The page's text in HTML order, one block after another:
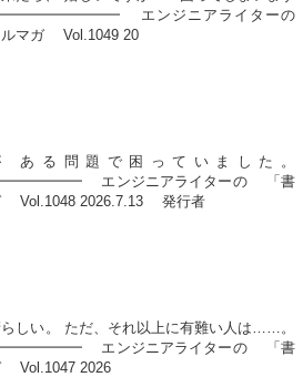
エンジニアライターの
ルマガ Vol.1049 20
ある問題で困っていました。
エンジニアライターの 「書
Vol.1048 2026.7.13 発行者
しい。 ただ、それ以上に有難い人は……。
エンジニアライターの 「書
Vol.1047 2026